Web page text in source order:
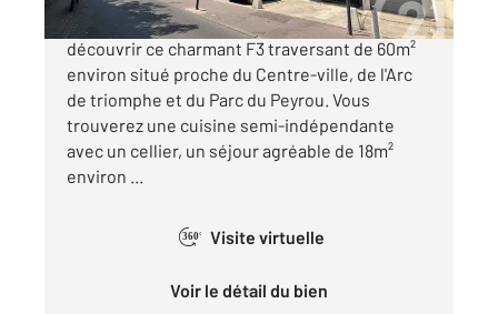
MONTPELLIER - CENTRE VILLE Venez
découvrir ce charmant F3 traversant de 60m²
environ situé proche du Centre-ville, de l'Arc
de triomphe et du Parc du Peyrou. Vous
trouverez une cuisine semi-indépendante
avec un cellier, un séjour agréable de 18m²
environ ...
360° Visite virtuelle
Voir le détail du bien